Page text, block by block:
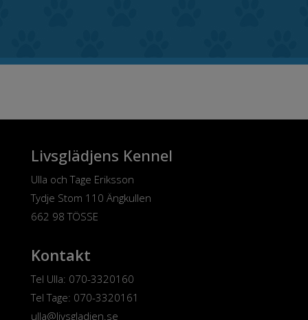
Livsglädjens Kennel
Ulla och Tage Eriksson
Tydje Stom 110 Ängkullen
662 98 TÖSSE
Kontakt
Tel Ulla: 070-3320160
Tel Tage: 070-3320161
ulla@livsgladjen.se